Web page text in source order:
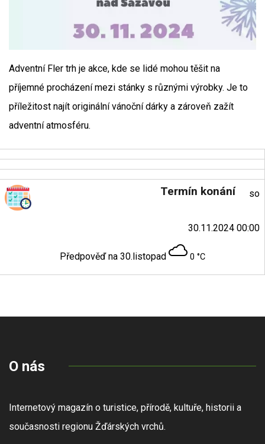
Adventní Fler trh je akce, kde se lidé mohou těšit na
příjemné procházení mezi stánky s různými výrobky. Je to
příležitost najít originální vánoční dárky a zároveň zažít
adventní atmosféru.
Termín konání so
30.11.2024 00:00
Předpověď na 30.listopad 0 °C
O nás
Internetový magazín o turistice, přírodě, kultuře, historii a
současnosti regionu Žďárských vrchů.